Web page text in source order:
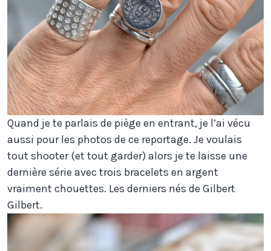
Quand je te parlais de piège en entrant, je l’ai vécu
aussi pour les photos de ce reportage. Je voulais
tout shooter (et tout garder) alors je te laisse une
dernière série avec trois bracelets en argent
vraiment chouettes. Les derniers nés de Gilbert
Gilbert.